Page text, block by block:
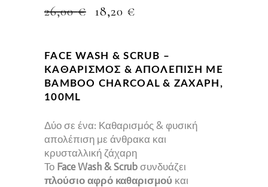
26,00€ ORIGINAL
26,00 €.
18,20 €
ΕΊΝΑΙ:
18,20 €.
FACE WASH & SCRUB –
ΚΑΘΑΡΙΣΜΌΣ & ΑΠΟΛΈΠΙΣΗ ΜΕ
BAMBOO CHARCOAL & ΖΆΧΑΡΗ,
100ML
Δύο σε ένα: Καθαρισμός & φυσική
απολέπιση με άνθρακα και
κρυσταλλική ζάχαρη
Το Face Wash & Scrub συνδυάζει
πλούσιο αφρό καθαρισμού και